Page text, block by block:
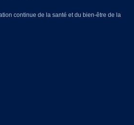
continue de la santé et du bien-être de la